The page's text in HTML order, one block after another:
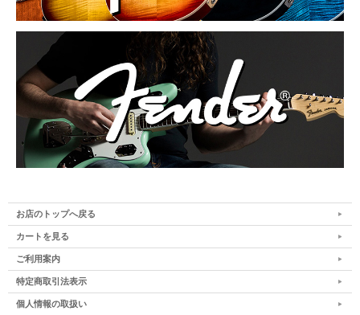
お店のトップへ戻る
カートを見る
ご利用案内
特定商取引法表示
個人情報の取扱い